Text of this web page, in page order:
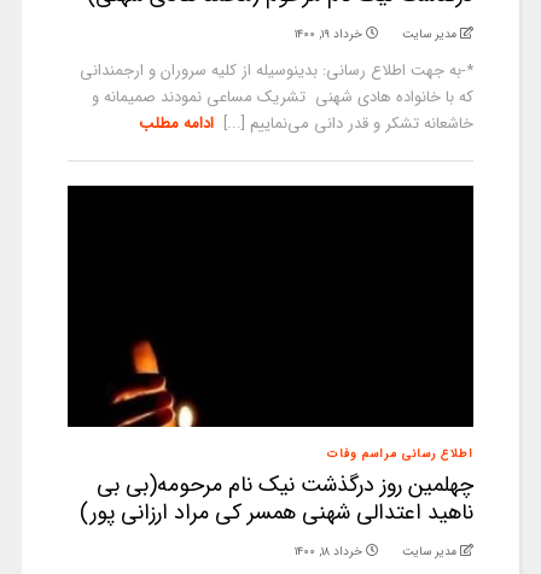
مدیر سایت خرداد ۱۹, ۱۴۰۰
*-به جهت اطلاع رسانی: بدینوسیله از کلیه سروران و ارجمندانی
که با خانواده هادی شهنی تشریک مساعی نمودند صمیمانه و
خاشعانه تشکر و قدر دانی می‌نماییم [...] ادامه مطلب
اطلاع رسانی مراسم وفات
چهلمین روز درگذشت نیک نام مرحومه(بی بی
ناهید اعتدالی شهنی همسر کی مراد ارزانی پور)
مدیر سایت خرداد ۱۸, ۱۴۰۰